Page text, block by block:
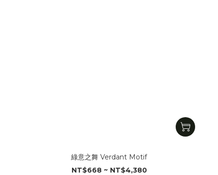
綠意之舞 Verdant Motif
NT$668 ~ NT$4,380